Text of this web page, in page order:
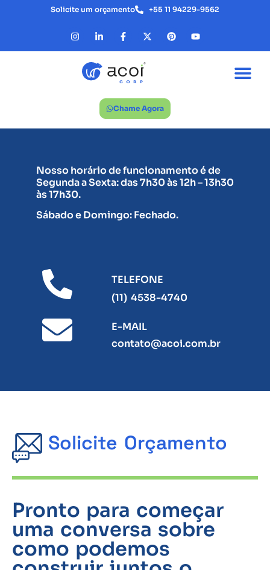
Solicite um orçamento +55 11 94229-9562
Chame Agora
Nosso horário de funcionamento é de
Segunda a Sexta: das 7h30 às 12h – 13h30
às 17h30.
Sábado e Domingo: Fechado.
TELEFONE
(11) 4538-4740
E-MAIL
contato@acoi.com.br
Solicite Orçamento
Pronto para começar
uma conversa sobre
como podemos